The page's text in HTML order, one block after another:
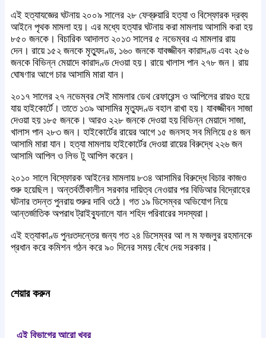
এই হত্যাযজ্ঞের ঘটনায় ২০০৯ সালের ২৮ ফেব্রুয়ারি হত্যা ও বিস্ফোরক দ্রব্য
আইনে পৃথক মামলা হয়। এর মধ্যে হত্যার ঘটনায় করা মামলায় আসামি করা হয়
৮৫০ জনকে। বিচারিক আদালত ২০১৩ সালের ৫ নভেম্বর এ মামলার রায়
দেন। রায়ে ১৫২ জনকে মৃত্যুদণ্ড, ১৬০ জনকে যাবজ্জীবন কারাদণ্ড এবং ২৫৬
জনকে বিভিন্ন মেয়াদে কারাদণ্ড দেওয়া হয়। রায়ে খালাস পান ২৭৮ জন। রায়
ঘোষণার আগে চার আসামি মারা যান।
২০১৭ সালের ২৭ নভেম্বর সেই মামলার ডেথ রেফারেন্স ও আপিলের রায়ও হয়ে
যায় হাইকোর্টে। তাতে ১৩৯ আসামির মৃত্যুদণ্ড বহাল রাখা হয়। যাবজ্জীবন সাজা
দেওয়া হয় ১৮৫ জনকে। আরও ২২৮ জনকে দেওয়া হয় বিভিন্ন মেয়াদে সাজা,
খালাস পান ২৮৩ জন। হাইকোর্টের রায়ের আগে ১৫ জনসহ সব মিলিয়ে ৫৪ জন
আসামি মারা যান। হত্যা মামলায় হাইকোর্টের দেওয়া রায়ের বিরুদ্ধে ২২৬ জন
আসামি আপিল ও লিভ টু আপিল করেন।
২০১০ সালে বিস্ফোরক আইনের মামলায় ৮৩৪ আসামির বিরুদ্ধে বিচার কাজও
শুরু হয়েছিল। অন্তর্বর্তীকালীন সরকার দায়িত্ব নেওয়ার পর বিডিআর বিদ্রোহের
ঘটনার তদন্ত পুনরায় শুরুর দাবি ওঠে। গত ১৯ ডিসেম্বর অভিযোগ নিয়ে
আন্তর্জাতিক অপরাধ ট্রাইব্যুনালে যান শহিদ পরিবারের সদস্যরা।
এই হত্যাকাণ্ড পুনঃতদন্তের জন্য গত ২৪ ডিসেম্বর আ ল ম ফজলুর রহমানকে
প্রধান করে কমিশন গঠন করে ৯০ দিনের সময় বেঁধে দেয় সরকার।
শেয়ার করুন
এই বিভাগের আরো খবর